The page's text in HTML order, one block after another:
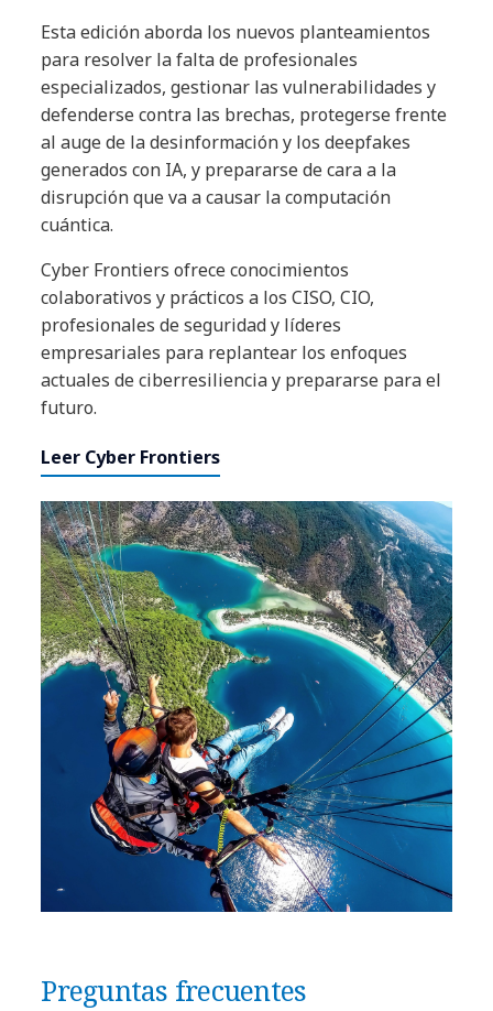
Esta edición aborda los nuevos planteamientos
para resolver la falta de profesionales
especializados, gestionar las vulnerabilidades y
defenderse contra las brechas, protegerse frente
al auge de la desinformación y los deepfakes
generados con IA, y prepararse de cara a la
disrupción que va a causar la computación
cuántica.
Cyber Frontiers ofrece conocimientos
colaborativos y prácticos a los CISO, CIO,
profesionales de seguridad y líderes
empresariales para replantear los enfoques
actuales de ciberresiliencia y prepararse para el
futuro.
Leer Cyber Frontiers
Preguntas frecuentes